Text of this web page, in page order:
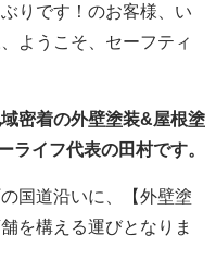
りです！のお客様、い
ようこそ、セーフティ
密着の外壁塗装&屋根塗
ライフ代表の田村です。
国道沿いに、【外壁塗
を構える運びとなりま